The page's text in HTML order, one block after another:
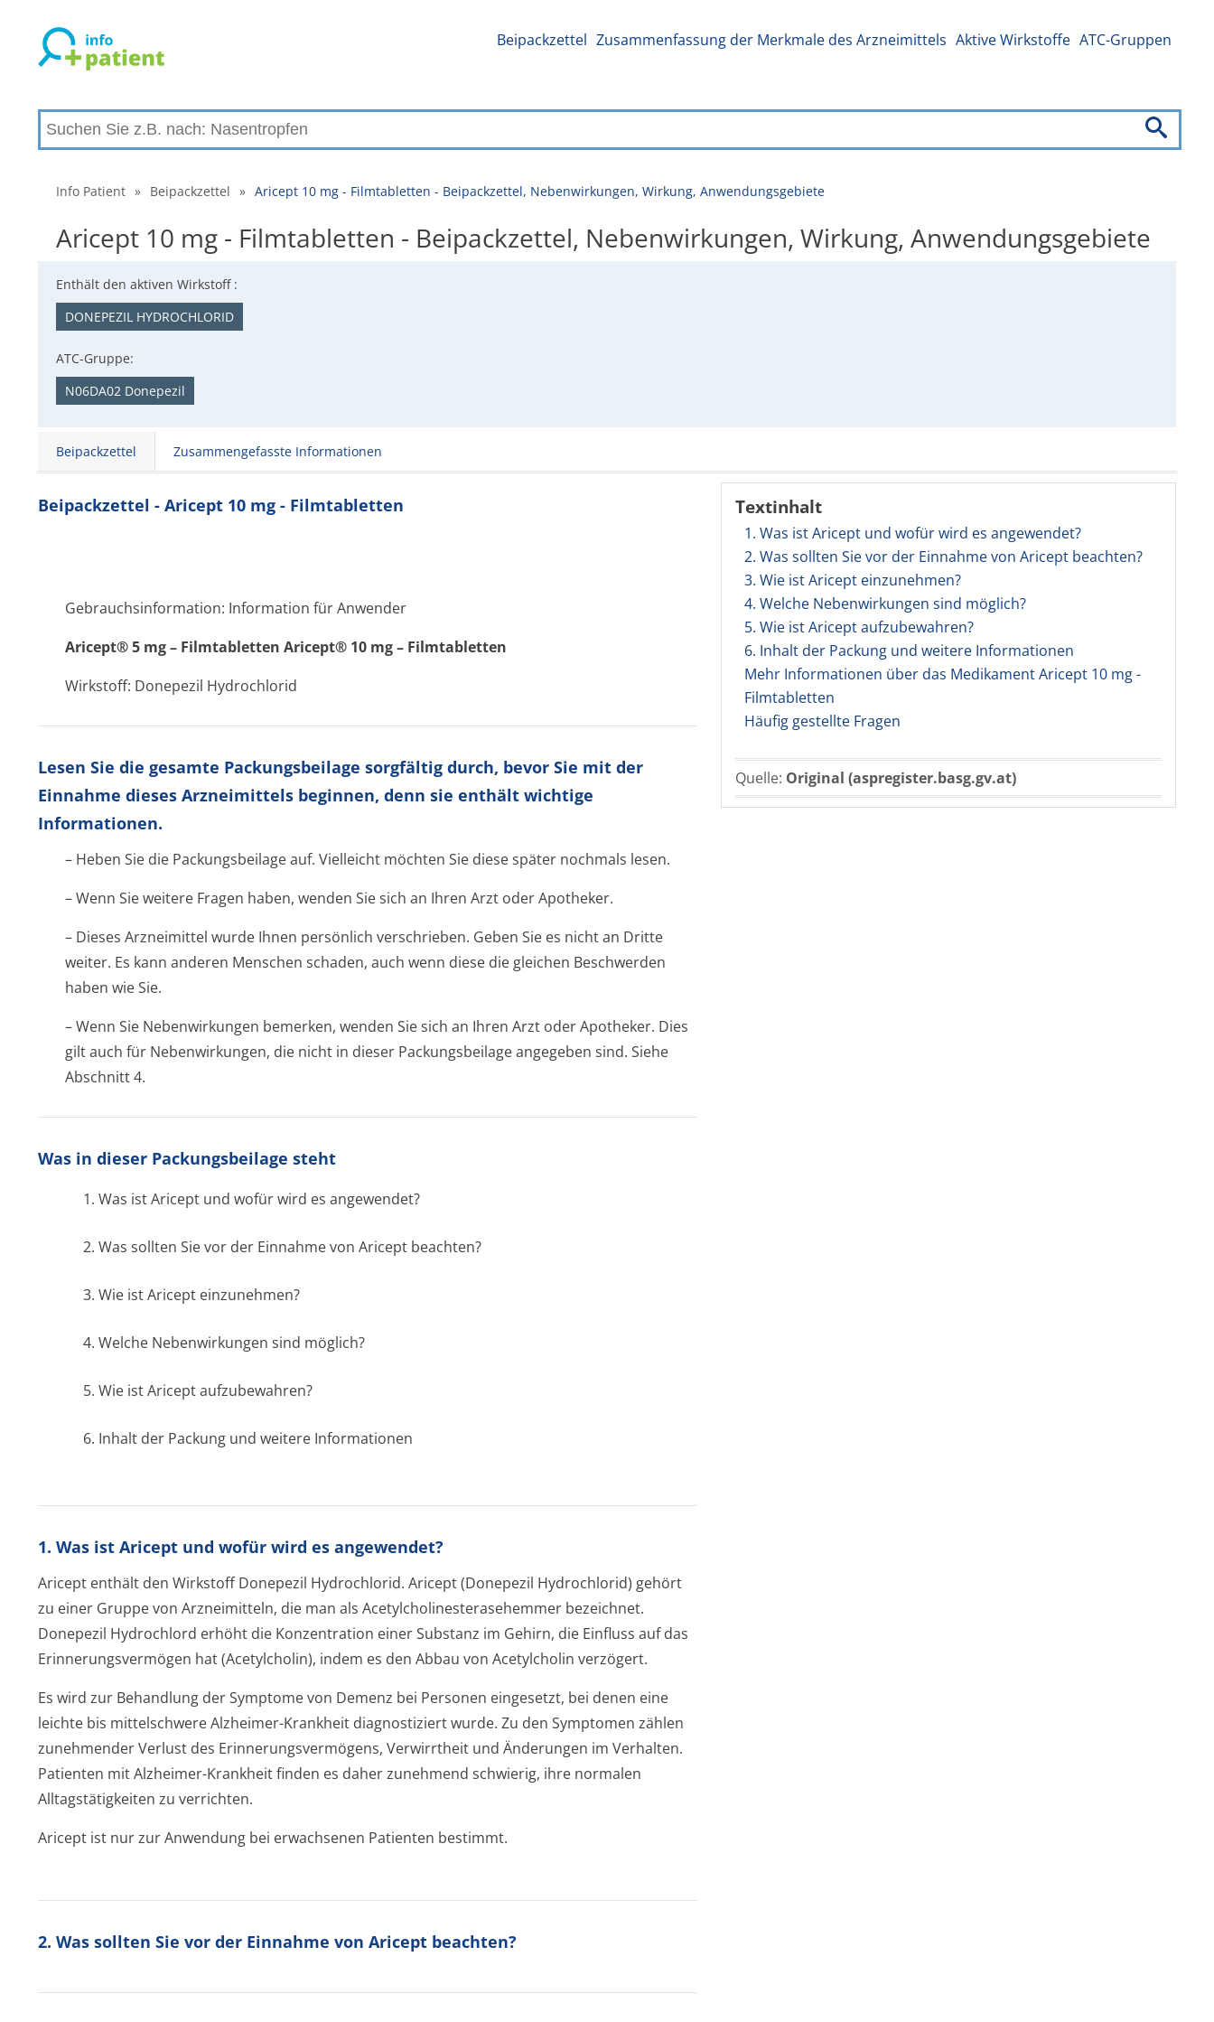
Beipackzettel Zusammenfassung der Merkmale des Arzneimittels Aktive Wirkstoffe ATC-Gruppen
Info Patient » Beipackzettel » Aricept 10 mg - Filmtabletten - Beipackzettel, Nebenwirkungen, Wirkung, Anwendungsgebiete
Aricept 10 mg - Filmtabletten - Beipackzettel, Nebenwirkungen, Wirkung, Anwendungsgebiete
Enthält den aktiven Wirkstoff :
DONEPEZIL HYDROCHLORID
ATC-Gruppe:
N06DA02 Donepezil
Beipackzettel Zusammengefasste Informationen
Textinhalt
1. Was ist Aricept und wofür wird es angewendet?
2. Was sollten Sie vor der Einnahme von Aricept beachten?
3. Wie ist Aricept einzunehmen?
4. Welche Nebenwirkungen sind möglich?
5. Wie ist Aricept aufzubewahren?
6. Inhalt der Packung und weitere Informationen
Mehr Informationen über das Medikament Aricept 10 mg -
Filmtabletten
Häufig gestellte Fragen
Quelle: Original (aspregister.basg.gv.at)
Beipackzettel - Aricept 10 mg - Filmtabletten
Gebrauchsinformation: Information für Anwender
Aricept® 5 mg – Filmtabletten Aricept® 10 mg – Filmtabletten
Wirkstoff: Donepezil Hydrochlorid
Lesen Sie die gesamte Packungsbeilage sorgfältig durch, bevor Sie mit der
Einnahme dieses Arzneimittels beginnen, denn sie enthält wichtige
Informationen.
– Heben Sie die Packungsbeilage auf. Vielleicht möchten Sie diese später nochmals lesen.
– Wenn Sie weitere Fragen haben, wenden Sie sich an Ihren Arzt oder Apotheker.
– Dieses Arzneimittel wurde Ihnen persönlich verschrieben. Geben Sie es nicht an Dritte
weiter. Es kann anderen Menschen schaden, auch wenn diese die gleichen Beschwerden
haben wie Sie.
– Wenn Sie Nebenwirkungen bemerken, wenden Sie sich an Ihren Arzt oder Apotheker. Dies
gilt auch für Nebenwirkungen, die nicht in dieser Packungsbeilage angegeben sind. Siehe
Abschnitt 4.
Was in dieser Packungsbeilage steht
1. Was ist Aricept und wofür wird es angewendet?
2. Was sollten Sie vor der Einnahme von Aricept beachten?
3. Wie ist Aricept einzunehmen?
4. Welche Nebenwirkungen sind möglich?
5. Wie ist Aricept aufzubewahren?
6. Inhalt der Packung und weitere Informationen
1. Was ist Aricept und wofür wird es angewendet?
Aricept enthält den Wirkstoff Donepezil Hydrochlorid. Aricept (Donepezil Hydrochlorid) gehört
zu einer Gruppe von Arzneimitteln, die man als Acetylcholines­terasehemmer bezeichnet.
Donepezil Hydrochlord erhöht die Konzentration einer Substanz im Gehirn, die Einfluss auf das
Erinnerungsvermögen hat (Acetylcholin), indem es den Abbau von Acetylcholin verzögert.
Es wird zur Behandlung der Symptome von Demenz bei Personen eingesetzt, bei denen eine
leichte bis mittelschwere Alzheimer-Krankheit diagnostiziert wurde. Zu den Symptomen zählen
zunehmender Verlust des Erinnerungsver­mögens, Verwirrtheit und Änderungen im Verhalten.
Patienten mit Alzheimer-Krankheit finden es daher zunehmend schwierig, ihre normalen
Alltagstätigkeiten zu verrichten.
Aricept ist nur zur Anwendung bei erwachsenen Patienten bestimmt.
2. Was sollten Sie vor der Einnahme von Aricept beachten?